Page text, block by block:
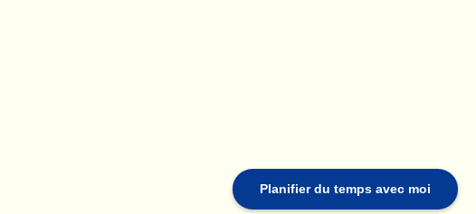
Planifier du temps avec moi